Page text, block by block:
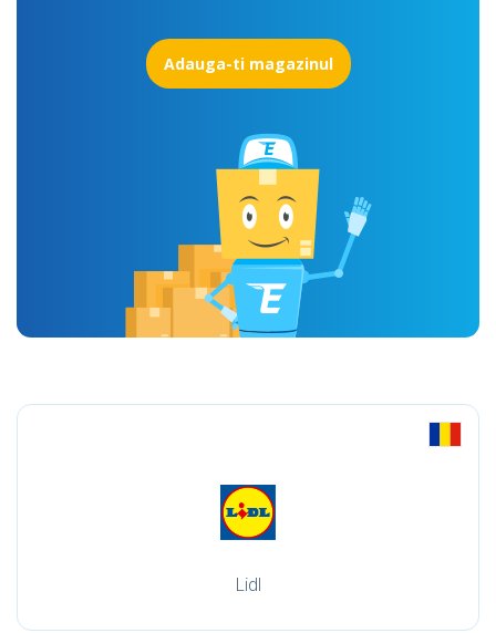
Adauga-ti magazinul
Lidl